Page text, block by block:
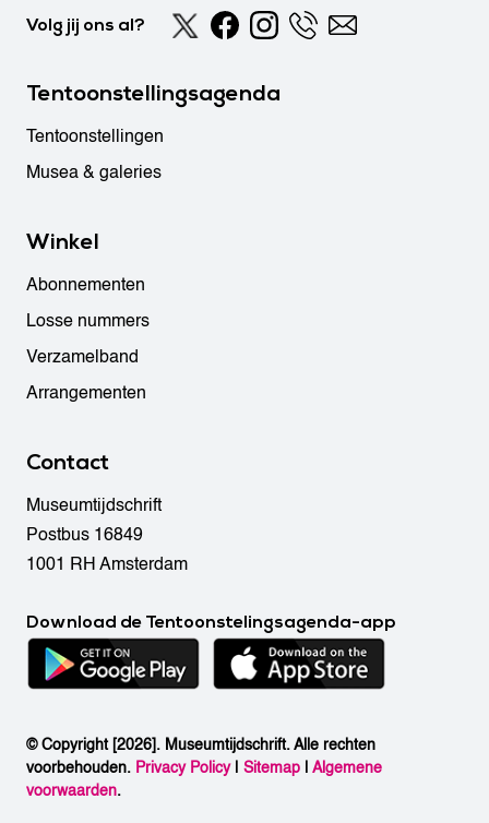
Volg jij ons al?
Tentoonstellingsagenda
Tentoonstellingen
Musea & galeries
Winkel
Abonnementen
Losse nummers
Verzamelband
Arrangementen
Contact
Museumtijdschrift
Postbus 16849
1001 RH Amsterdam
Download de Tentoonstelingsagenda-app
© Copyright [2026]. Museumtijdschrift. Alle rechten
voorbehouden. Privacy Policy| Sitemap |Algemene
voorwaarden.